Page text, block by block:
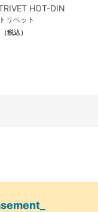
HOT-DIN
リベット
（税込）